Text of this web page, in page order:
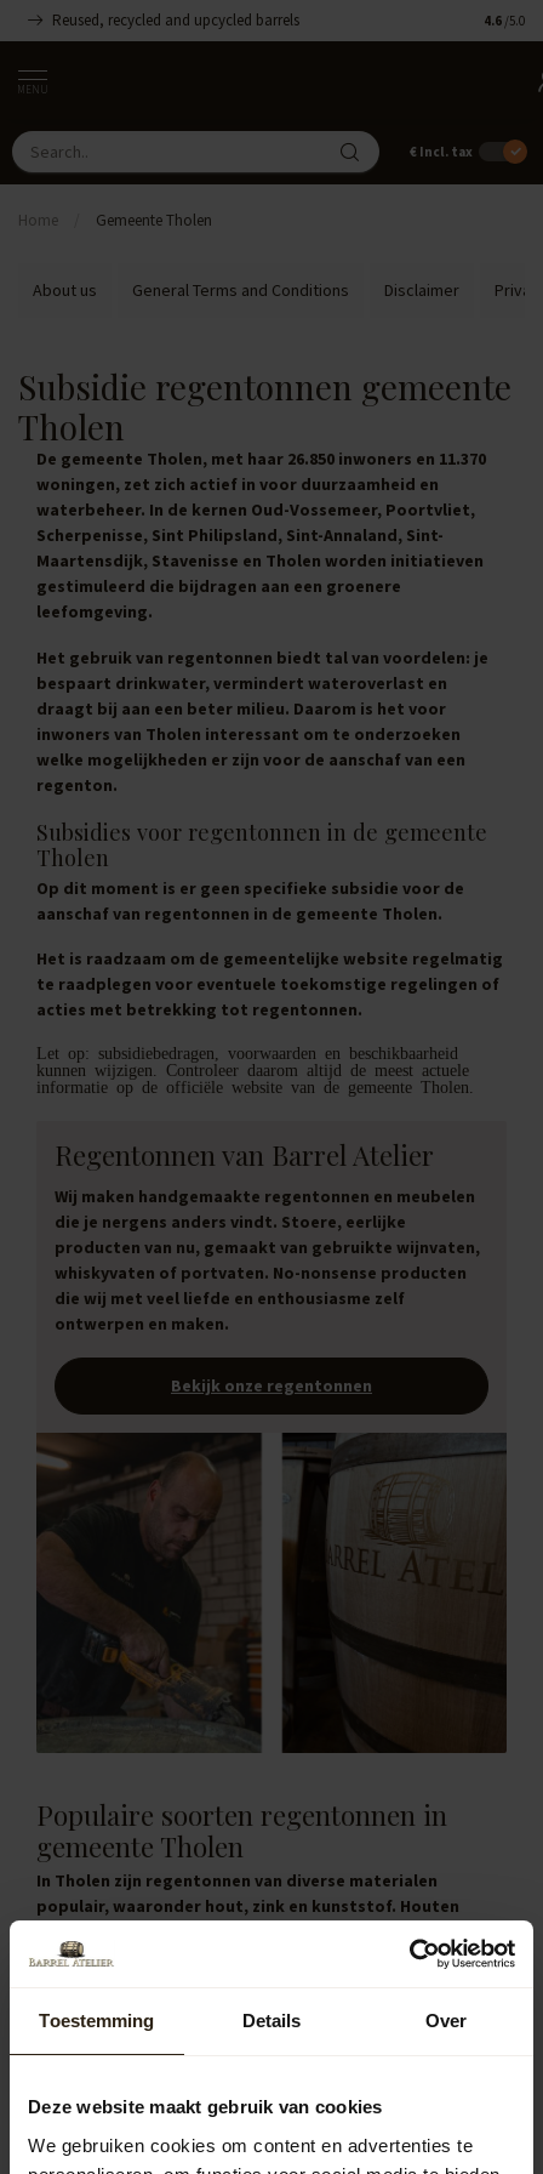
Toestemming Details Over
Deze website maakt gebruik van cookies
We gebruiken cookies om content en advertenties te
Reused, recycled and upcycled barrels 4.6 /5.0
MENU
€ Incl. tax
Home Gemeente Tholen
About us General Terms and Conditions Disclaimer
Subsidie regentonnen gemeente
Tholen
De gemeente Tholen, met haar 26.850 inwoners en 11.370
woningen, zet zich actief in voor duurzaamheid en
waterbeheer. In de kernen Oud-Vossemeer, Poortvliet,
Scherpenisse, Sint Philipsland, Sint-Annaland, Sint-
Maartensdijk, Stavenisse en Tholen worden initiatieven
gestimuleerd die bijdragen aan een groenere
leefomgeving.
Het gebruik van regentonnen biedt tal van voordelen: je
bespaart drinkwater, vermindert wateroverlast en
draagt bij aan een beter milieu. Daarom is het voor
inwoners van Tholen interessant om te onderzoeken
welke mogelijkheden er zijn voor de aanschaf van een
regenton.
Subsidies voor regentonnen in de gemeente
Tholen
Op dit moment is er geen specifieke subsidie voor de
aanschaf van regentonnen in de gemeente Tholen.
Het is raadzaam om de gemeentelijke website regelmatig
te raadplegen voor eventuele toekomstige regelingen of
acties met betrekking tot regentonnen.
Let op: subsidiebedragen, voorwaarden en beschikbaarheid
kunnen wijzigen. Controleer daarom altijd de meest actuele
informatie op de officiële website van de gemeente Tholen.
Regentonnen van Barrel Atelier
Wij maken handgemaakte regentonnen en meubelen
die je nergens anders vindt. Stoere, eerlijke
producten van nu, gemaakt van gebruikte wijnvaten,
whiskyvaten of portvaten. No-nonsense producten
die wij met veel liefde en enthousiasme zelf
ontwerpen en maken.
Bekijk onze regentonnen
Populaire soorten regentonnen in
gemeente Tholen
In Tholen zijn regentonnen van diverse materialen
populair, waaronder hout, zink en kunststof. Houten
passen goed bij traditionele woningen. Zinken
onderhoudsvriendelijk en verkrijgbaar in verschillende
kleuren en vormen, waardoor ze in diverse tuinstijlen
De houten regentonnen van Barrel Atelier zijn vervaardigd